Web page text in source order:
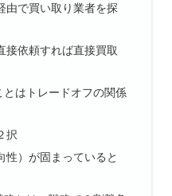
由で買い取り業者を探
接依頼すれば直接買取
はトレードオフの関係
択
性）が固まっていると